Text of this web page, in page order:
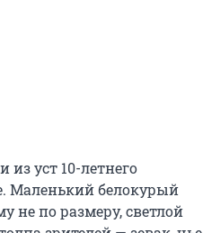
уст 10-летнего
Маленький белокурый
не по размеру, светлой